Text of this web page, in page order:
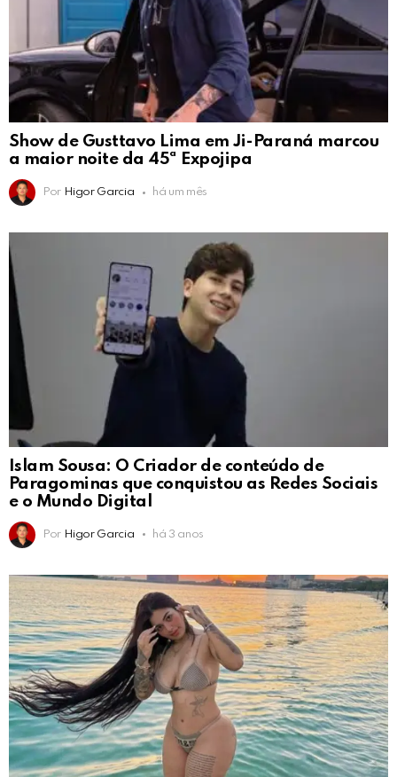
Show de Gusttavo Lima em Ji-Paraná marcou
a maior noite da 45ª Expojipa
Por Higor Garcia há um mês
Islam Sousa: O Criador de conteúdo de
Paragominas que conquistou as Redes Sociais
e o Mundo Digital
Por Higor Garcia há 3 anos